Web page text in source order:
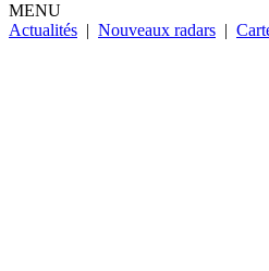
MENU
Actualités | Nouveaux radars |